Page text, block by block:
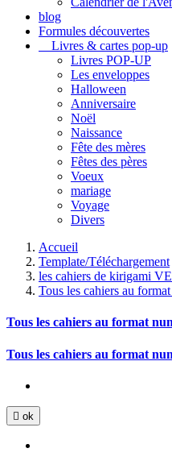
blog
Formules découvertes
Livres & cartes pop-up
Livres POP-UP
Les enveloppes
Halloween
Anniversaire
Noël
Naissance
Fête des mères
Fêtes des pères
Voeux
mariage
Voyage
Divers
Accueil
Template/Téléchargement
les cahiers de kirigami
Tous les cahiers au
Tous les cahiers au format
Tous les cahiers au format
 ok